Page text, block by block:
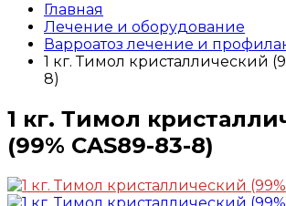
Главная
Лечение и оборудование
Варроатоз лечение и
1 кг. Тимол кристаллический
8)
1 кг. Тимол
(99% CAS89-83-8)